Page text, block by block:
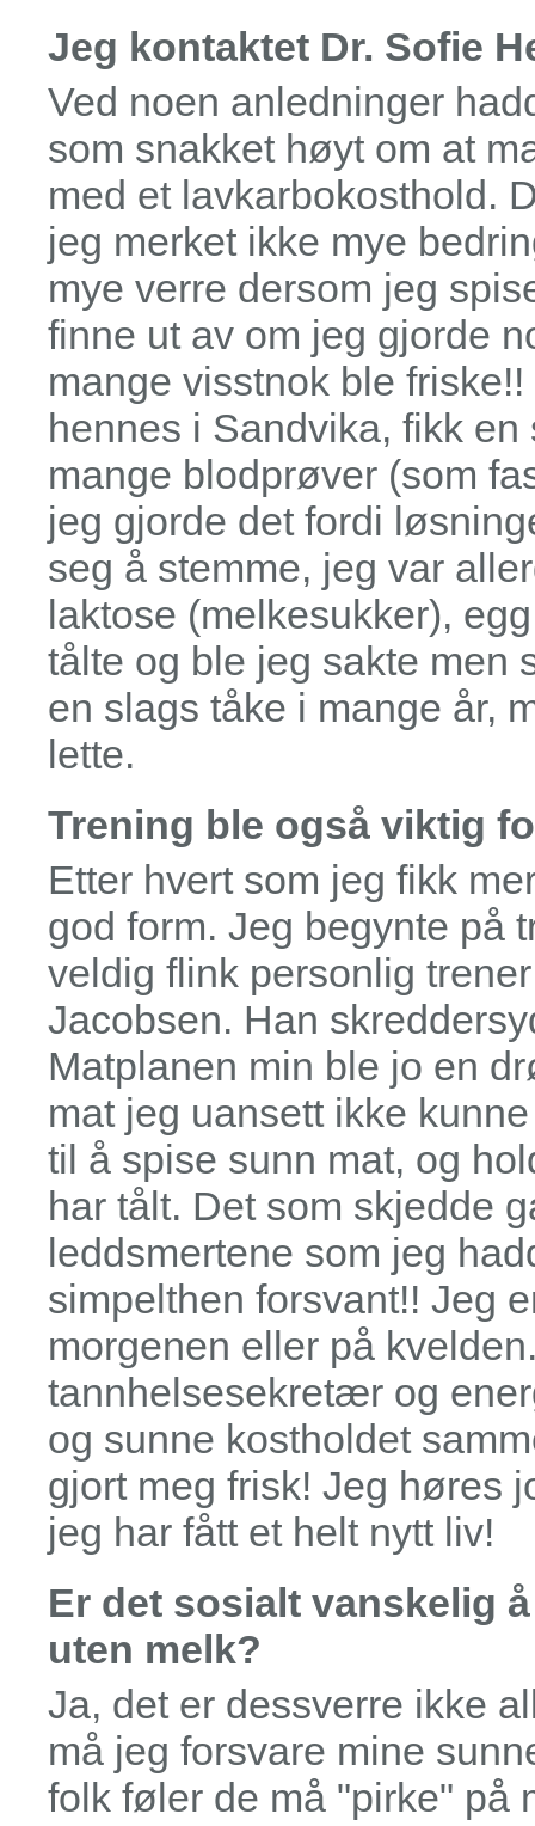
Jeg kontaktet Dr. Sofie
Ved noen anledninger
som snakket høyt om at
med et lavkarbokosthold.
jeg merket ikke mye
mye verre dersom jeg
finne ut av om jeg gjorde
mange visstnok ble
hennes i Sandvika, fikk
mange blodprøver (som
jeg gjorde det fordi
seg å stemme, jeg var
laktose (melkesukker),
tålte og ble jeg sakte men
en slags tåke i mange år,
lette.
Trening ble også viktig
Etter hvert som jeg fikk
god form. Jeg begynte på
veldig flink personlig
Jacobsen. Han
Matplanen min ble jo en
mat jeg uansett ikke
til å spise sunn mat, og
har tålt. Det som skjedde
leddsmertene som jeg
simpelthen forsvant!! Jeg
morgenen eller på
tannhelsesekretær og
og sunne kostholdet
gjort meg frisk! Jeg høres
jeg har fått et helt nytt liv!
Er det sosialt vanskelig
uten melk?
Ja, det er dessverre ikke
må jeg forsvare mine
folk føler de må "pirke" på